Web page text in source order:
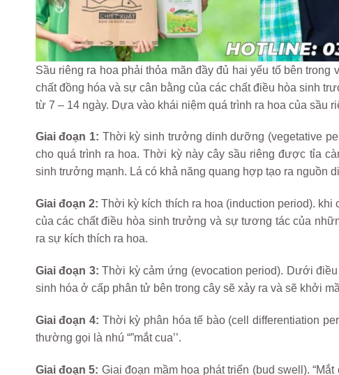
Sầu riêng ra hoa phải thỏa mãn đầy đủ hai yếu tố bên
chất đồng hóa và sự cân bằng của các chất điều hòa sinh
từ 7 – 14 ngày. Dựa vào khái niệm quá trình ra hoa của sầu
Giai đoạn 1: Thời kỳ sinh trưởng dinh dưỡng (vegetative
cho quá trình ra hoa. Thời kỳ này cây sầu riêng được tỉa
sinh trưởng mạnh. Lá có khả năng quang hợp tạo ra nguồn
Giai đoạn 2: Thời kỳ kích thích ra hoa (induction period).
của các chất điều hòa sinh trưởng và sự tương tác của
ra sự kích thích ra hoa.
Giai đoạn 3: Thời kỳ cảm ứng (evocation period). Dưới
sinh hóa ở cấp phân tử bên trong cây sẽ xảy ra và sẽ khởi
Giai đoạn 4: Thời kỳ phân hóa tế bào (cell differentiation
thường gọi là nhú “”mắt cua’’.
Giai đoạn 5: Giai đoạn mầm hoa phát triển (bud swell).